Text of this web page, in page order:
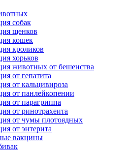
собак
щенков
кошек
кроликов
хорьков
животных от бешенства
от гепатита
от кальцивироза
от панлейкопении
от парагриппа
от ринотрахеита
от чумы плотоядных
от энтерита
вакцины